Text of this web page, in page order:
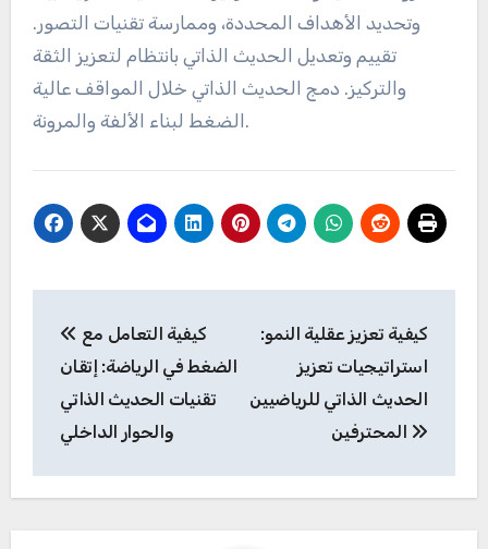
ما هي أفضل الممارسات لدمج
الحديث الذاتي في روتين
التدريب؟
وتحديد الأهداف المحددة، وممارسة تقنيات التصور.
تقييم وتعديل الحديث الذاتي بانتظام لتعزيز الثقة
Post